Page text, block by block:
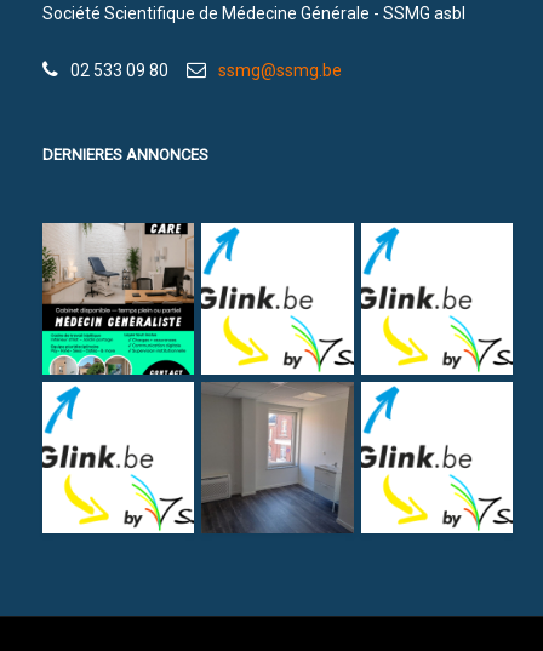
Société Scientifique de Médecine Générale - SSMG asbl
02 533 09 80 ssmg@ssmg.be
DERNIERES ANNONCES